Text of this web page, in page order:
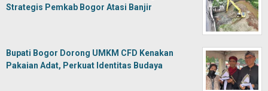
Strategis Pemkab Bogor Atasi Banjir
Bupati Bogor Dorong UMKM CFD Kenakan
Pakaian Adat, Perkuat Identitas Budaya